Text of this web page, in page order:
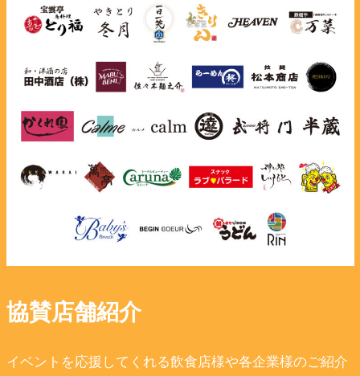
協賛店舗紹介
イベントを応援してくれる飲食店様や各企業様のご紹介